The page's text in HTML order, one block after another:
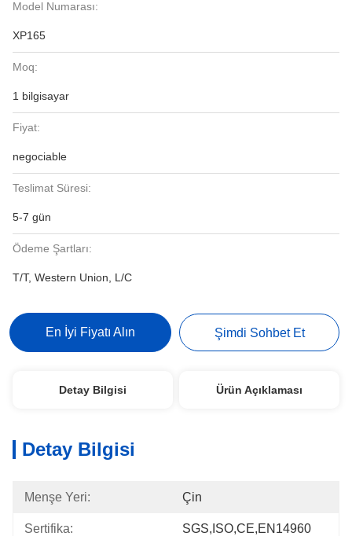
Model Numarası:
XP165
Moq:
1 bilgisayar
Fiyat:
negociable
Teslimat Süresi:
5-7 gün
Ödeme Şartları:
T/T, Western Union, L/C
En İyi Fiyatı Alın Şimdi Sohbet Et
Detay Bilgisi Ürün Açıklaması
Detay Bilgisi
Menşe Yeri: Çin
Sertifika: SGS,ISO,CE,EN14960